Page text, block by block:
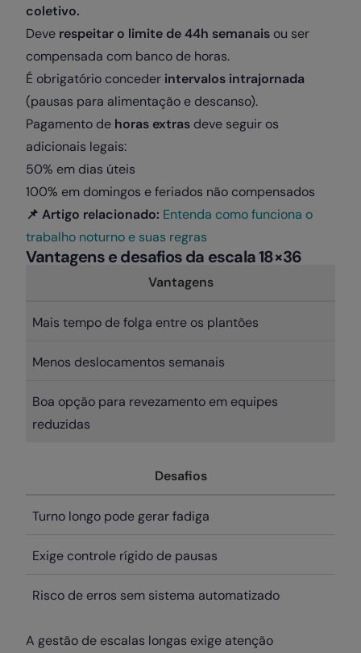
coletivo.
Deve respeitar o limite de 44h semanais ou ser
compensada com banco de horas.
É obrigatório conceder intervalos intrajornada
(pausas para alimentação e descanso).
Pagamento de horas extras deve seguir os
adicionais legais:
50% em dias úteis
100% em domingos e feriados não compensados
📌 Artigo relacionado: Entenda como funciona o
trabalho noturno e suas regras
Vantagens e desafios da escala 18×36
Vantagens
Mais tempo de folga entre os plantões
Menos deslocamentos semanais
Boa opção para revezamento em equipes
reduzidas
Desafios
Turno longo pode gerar fadiga
Exige controle rígido de pausas
Risco de erros sem sistema automatizado
A gestão de escalas longas exige atenção